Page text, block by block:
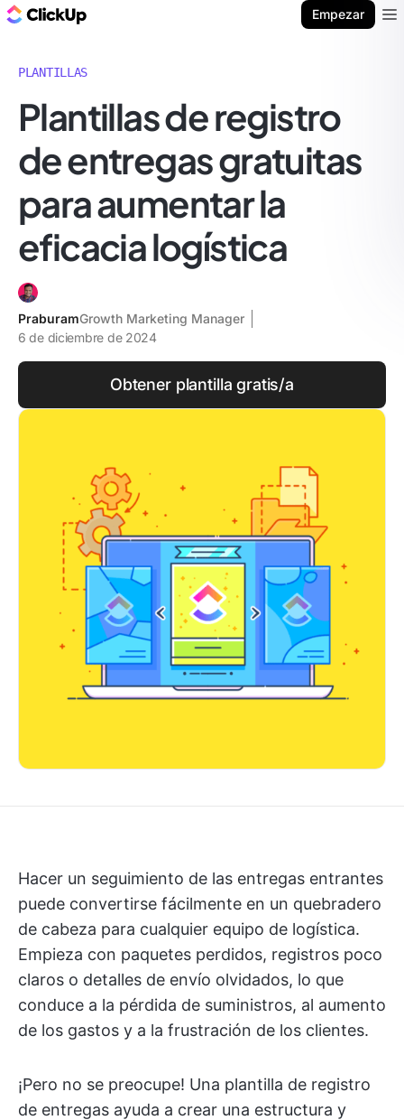
Empezar
PLANTILLAS
Plantillas de registro
de entregas gratuitas
para aumentar la
eficacia logística
PraburamGrowth Marketing Manager
6 de diciembre de 2024
Obtener plantilla gratis/a
Hacer un seguimiento de las entregas entrantes
puede convertirse fácilmente en un quebradero
de cabeza para cualquier equipo de logística.
Empieza con paquetes perdidos, registros poco
claros o detalles de envío olvidados, lo que
conduce a la pérdida de suministros, al aumento
de los gastos y a la frustración de los clientes.
¡Pero no se preocupe! Una plantilla de registro
de entregas ayuda a crear una estructura y